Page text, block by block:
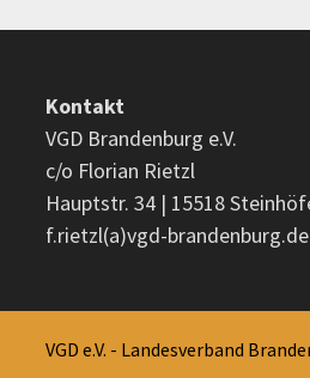
Kontakt
VGD Brandenburg e.V.
c/o Florian Rietzl
Hauptstr. 34 | 15518
f.rietzl(a)vgd-brandenburg.de
VGD e.V. - Landesverband